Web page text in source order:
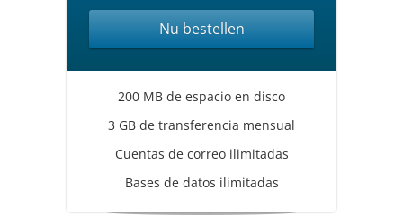
Nu bestellen
200 MB de espacio en disco
3 GB de transferencia mensual
Cuentas de correo ilimitadas
Bases de datos ilimitadas